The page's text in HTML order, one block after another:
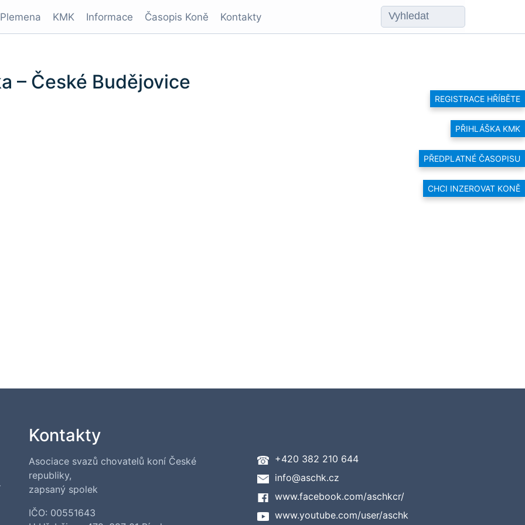
REGISTRACE HŘÍBĚTE
PŘIHLÁŠKA KMK
PŘEDPLATNÉ ČASOPISU
CHCI INZEROVAT KONĚ
Plemena KMK Informace Časopis Koně Kontakty
– České Budějovice
Kontakty
Asociace svazů chovatelů koní České
republiky,
zapsaný spolek
IČO: 00551643
+420 382 210 644
info@aschk.cz
www.facebook.com/aschkcr/
www.youtube.com/user/aschk